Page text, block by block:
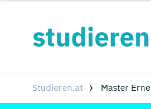
Studieren.at Master